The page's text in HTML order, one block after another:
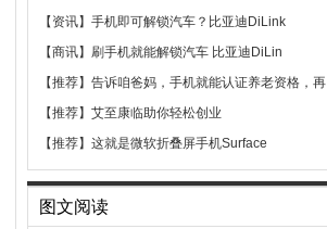
【资讯】 手机即可解锁汽车？比亚迪DiLink
【商讯】 刷手机就能解锁汽车 比亚迪DiLin
【推荐】 告诉咱爸妈，手机就能认证养老资格，再
【推荐】 艾至康临助你轻松创业
【推荐】 这就是微软折叠屏手机Surface
图文阅读